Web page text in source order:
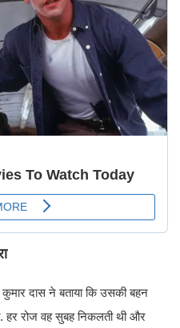
दास ने बताया कि उसकी बहन
हर रोज वह सुबह निकलती थी और